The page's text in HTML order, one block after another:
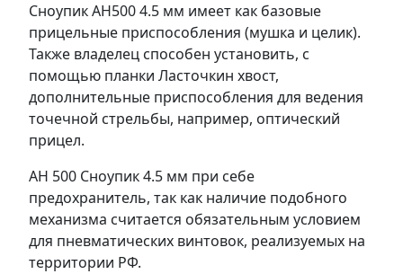
Сноупик АН500 4.5 мм имеет как базовые
прицельные приспособления (мушка и целик).
Также владелец способен установить, с
помощью планки Ласточкин хвост,
дополнительные приспособления для ведения
точечной стрельбы, например, оптический
прицел.
АН 500 Сноупик 4.5 мм при себе
предохранитель, так как наличие подобного
механизма считается обязательным условием
для пневматических винтовок, реализуемых на
территории РФ.